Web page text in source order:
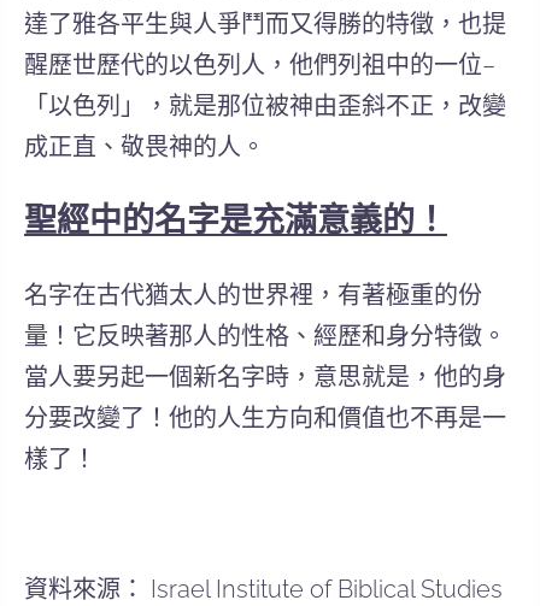
達了雅各平生與人爭鬥而又得勝的特徵，也提
醒歷世歷代的以色列人，他們列祖中的一位–
「以色列」，就是那位被神由歪斜不正，改變
成正直、敬畏神的人 。
聖經中的名字是充滿意義的！
名字在古代猶太人的世界裡，有著極重的份
量！它反映著那人的性格、經歷和身分特徵。
當人要另起一個新名字時，意思就是，他的身
分要改變了！他的人生方向和價值也不再是一
樣了！
資料來源： Israel Institute of Biblical Studies